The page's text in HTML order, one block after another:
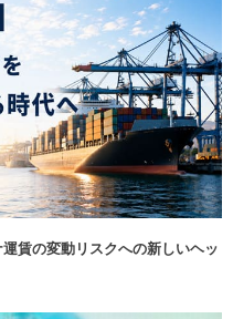
賃の変動リスクへの新しいヘッ